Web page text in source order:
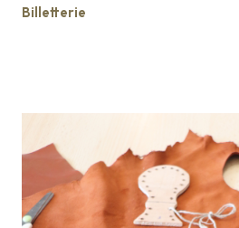
Billetterie